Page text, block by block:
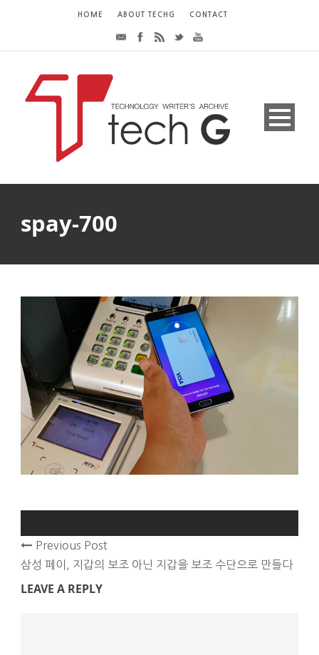
HOME ABOUT TECHG CONTACT
spay-700
Previous Post
삼성 페이, 지갑의 보조 아닌 지갑을 보조 수단으로 만들다
LEAVE A REPLY